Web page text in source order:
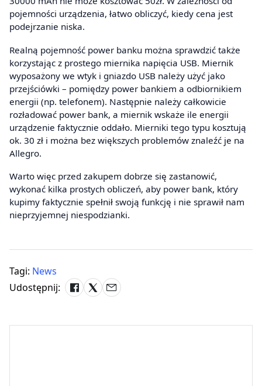
pojemności urządzenia, łatwo obliczyć, kiedy cena jest
podejrzanie niska.
Realną pojemność power banku można sprawdzić także
korzystając z prostego miernika napięcia USB. Miernik
wyposażony we wtyk i gniazdo USB należy użyć jako
przejściówki – pomiędzy power bankiem a odbiornikiem
energii (np. telefonem). Następnie należy całkowicie
rozładować power bank, a miernik wskaże ile energii
urządzenie faktycznie oddało. Mierniki tego typu kosztują
ok. 30 zł i można bez większych problemów znaleźć je na
Allegro.
Warto więc przed zakupem dobrze się zastanowić,
wykonać kilka prostych obliczeń, aby power bank, który
kupimy faktycznie spełnił swoją funkcję i nie sprawił nam
nieprzyjemnej niespodzianki.
Tagi: News
Udostępnij: